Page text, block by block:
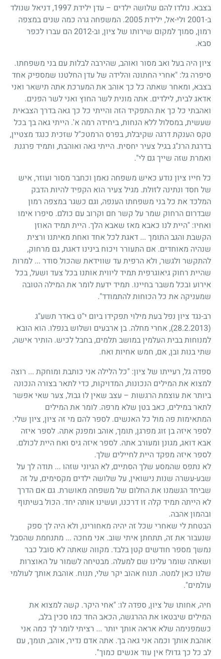
בצבא. נולדו להם שלושה ילדים – עדן ילידת 1997, דניאל שנולד
ב-2001 ולי-אל, ילידת 2005. המשפחה גרה כמה שנים במצפה
רמון, סמוך למקום שירותו של ציון, וב-2012 הם עברו לכפר
סבא.
ציון היה בעל ואב מסור ואוהב, שהירבה לבלות עם בני משפחתו.
סיפרה גל: "אחרי החתונה והלידה של עדן החלטנו שמספיק אחד
בצבא, ומאחר שאתה כל כך אוהב את המערכת אתה תישאר ואני
אדאג לבית, לילדים. אתה מונית לשר החוץ ואני לשר הפנים.
ואהבתי כל כך את התפקיד הזה והייתי כל כך גאה בדרך הצבאית
שעשית, במסלול ללא הנחות, ביחידה רמה א'. הייתי גאה בך בכל
טקס הענקת דרגה שקיבלת, בפרס הרמטכ"ל שזכית כנגד מצטיין,
בדרגת הרנ"ג בגיל צעיר יחסית. הייתי גאה ואוהבת, ותמיד פרגנת
ואמרת שזה שייך גם לי".
כל חייו ציון נודע כאיש משפחה נאמן וכחבר מסור ועוזר, איש
של חסד ונתינה לזולת. מגיל צעיר הוא הקפיד להיות הדבק
המלכד את כל בני משפחתו הענפה, וגם כשגר במצפה רמון
שבדרום הרחוק שמר על קשר חם וקרוב עם כולם. סיפרו אימו
ואחיו: "היית לנו כאבא מאז שאבא הלך. היית תמיד האוזן
הקשבת והגב התומך ... דאגת לכל אחד ואחת מאיתנו ורצית
שנהיה מאוחדים. אם התעורר ויכוח בינינו דאגת, גם מרחוק,
להתקשר ולגשר, ולא הרפית עד שווידאת שהכול סודר ... למרות
שהיית רחוק גיאוגרפית תמיד ליווית אותנו בכל צעד ושעל, בכל
אירוע ובכל משבר בחיינו. תמיד ידעת לומר את המילה הטובה
שמעניקה את כל הכוחות להתמודד".
רב-נגד ציון נפל בעת מילוי תפקידו ביום י"ט באדר תשע"ג
(28.2.2013)
, אחרי מחלה. בן ארבעים ושלוש בנפלו. הוא הובא
למנוחות בבית העלמין במושב תלמים, בחבל לכיש. הותיר אישה,
שתי בנות ובן, אם, חמש אחיות ואח.
ספדה גל, רעייתו של ציון: "כל הלילה אני כותבת ומוחקת ... רוצה
למצוא את המילים הנכונות, המדויקות, כדי לתאר בצורה הנכונה
ביותר את עוצמת הרגשות – עצב שאין לו גבול, צער שאי אפשר
לתאר במילים, כאב בטן שלא מרפה. לומר את המילים
המתאימות פה מול כל האנשים. לספר להם מי זה ציון, ציון שלי.
לספר איזה בן זוג מפרגן, תומך, אוהב ומפנק אתה. לספר איזה
אבא דואג, מגונן ומעורב אתה. לספר איזה גיס ואח היית לכולם.
לספר איזה מפקד היית לחיילים שלך.
לא נתפס שהמסע שלך הסתיים, לא הגיוני שזהו ... תודה לך על
שבע-עשרה שנות נישואין, על שלושה ילדים מקסימים, על זה
שביחד הגשמנו את החלום של משפחה מאושרת. גם אם הדרך
לא הייתה תמיד קלה זו דרכנו, ועשינו אותה יחד. הכול בשיתוף
ובהמון אהבה.
הבטחת לי שאחרי שכל זה יהיה מאחורינו, ולא היה לך ספק
שנעבור את זה, תתחתן איתי שוב. אני מחכה ... מתנחמת שהסבל
נמשך מספר חודשים קטן בלבד. מקווה שאתה לא סובל כבר
ושאתה שומר עלינו שם למעלה. מבטיחה לשמור על האוצרות
שלנו כאן למטה. תנוח אהוב יקר שלי, תנוח. אוהבת אותך לעולמי
עולמים".
חיה, אחותו של ציון, ספדה לו: "אחי היקר. קשה למצוא את
המילים שיבטאו את ההרגשה, הכאב החד כמו סכין בלב,
כשמפנימה שלא אראה אותך יותר ... רציתי לומר לך כמה אני
אוהבת אותך וכמה אני גאה בך. אתה אדם נדיר, אוהב, תומך, עם
לב כל כך גדול! אין עוד אנשים כמוך".